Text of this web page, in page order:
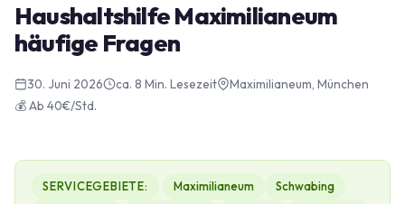
Haushaltshilfe Maximilianeum
häufige Fragen
30. Juni 2026 ca. 8 Min. Lesezeit
Maximilianeum, München
💰 Ab 40€/Std.
SERVICEGEBIETE: Maximilianeum
Schwabing